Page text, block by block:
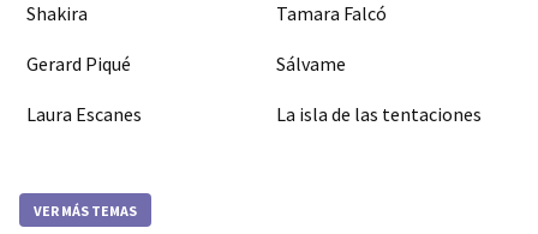
Shakira Tamara Falcó
Gerard Piqué Sálvame
Laura Escanes La isla de las tentaciones
VER MÁS TEMAS